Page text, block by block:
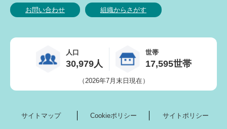
お問い合わせ 組織からさがす
人口
30,979人
世帯
17,595世帯
（2026年7月末日現在）
サイトマップ Cookieポリシー サイトポリシー